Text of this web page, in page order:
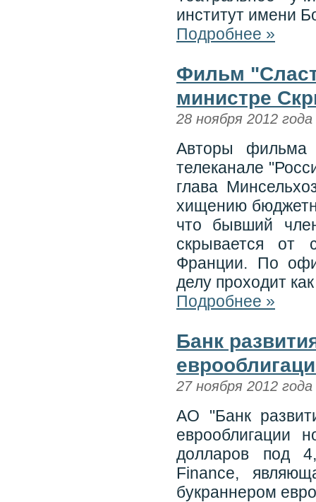
институт имени
Подробнее »
Фильм
министре
28 ноября 2012 года
Авторы
телеканале
глава
хищению
что бывший
скрывается от
Франции. По
делу проходит
Подробнее »
Банк
27 ноября 2012 года
АО "Банк
еврооблигации
долларов под
Finance,
букраннером